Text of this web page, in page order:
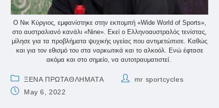
Ο Νικ Κύργιος, εμφανίστηκε στην εκπομπή «Wide World of Sports»,
στο αυστραλιανό κανάλι «Nine». Εκεί ο Ελληνοαυστραλός τενίστας,
μίλησε για τα προβλήματα ψυχικής υγείας που αντιμετώπισε. Καθώς
και για τον εθισμό του στα ναρκωτικά και το αλκοόλ. Ενώ έφτασε
ακόμα και στο σημείο, να αυτοτραυματιστεί.
Post
category:
ΞΕΝΑ ΠΡΩΤΑΘΛΗΜΑΤΑ
Postmr sportcycles
PostMay 6, 2022